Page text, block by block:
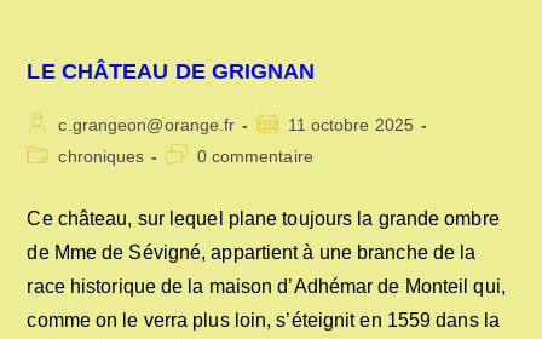
LE CHÂTEAU DE GRIGNAN
Auteur/autrice
de
c.grangeon@orange.fr
Publication
publiée :
11 octobre 2025
Postchroniques
Commentaires
publication :
0 commentaire
Ce château, sur lequel plane toujours la grande ombre
de Mme de Sévigné, appartient à une branche de la
race historique de la maison d’Adhémar de Monteil qui,
comme on le verra plus loin, s’éteignit en 1559 dans la